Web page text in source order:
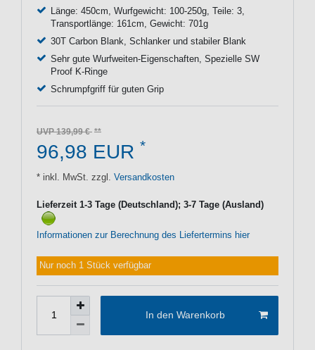
Länge: 450cm, Wurfgewicht: 100-250g, Teile: 3,
Transportlänge: 161cm, Gewicht: 701g
30T Carbon Blank, Schlanker und stabiler Blank
Sehr gute Wurfweiten-Eigenschaften, Spezielle SW
Proof K-Ringe
Schrumpfgriff für guten Grip
UVP 139,99 €
96,98 EUR *
* inkl. MwSt. zzgl. Versandkosten
Lieferzeit 1-3 Tage (Deutschland); 3-7 Tage (Ausland)
Informationen zur Berechnung des Liefertermins hier
Nur noch 1 Stück verfügbar
In den Warenkorb